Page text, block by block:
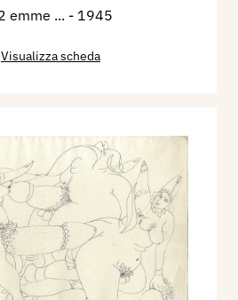
emme ... - 1945
Visualizza scheda